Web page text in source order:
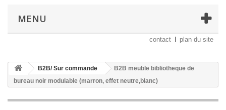
MENU
contact plan du site
B2B/ Sur commande
B2B meuble bibliotheque de
bureau noir modulable (marron, effet neutre,blanc)